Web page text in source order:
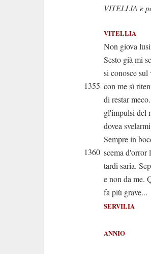
VITELLIA e
VITELLIA
Non giova
Sesto già mi
si conosce
1355 con me sì
di restar
gl'impulsi del
dovea
Sempre in
1360 scema d'orror
tardi saria.
e non da me.
fa più grave...
SERVILIA
Ah
ANNIO
Ah